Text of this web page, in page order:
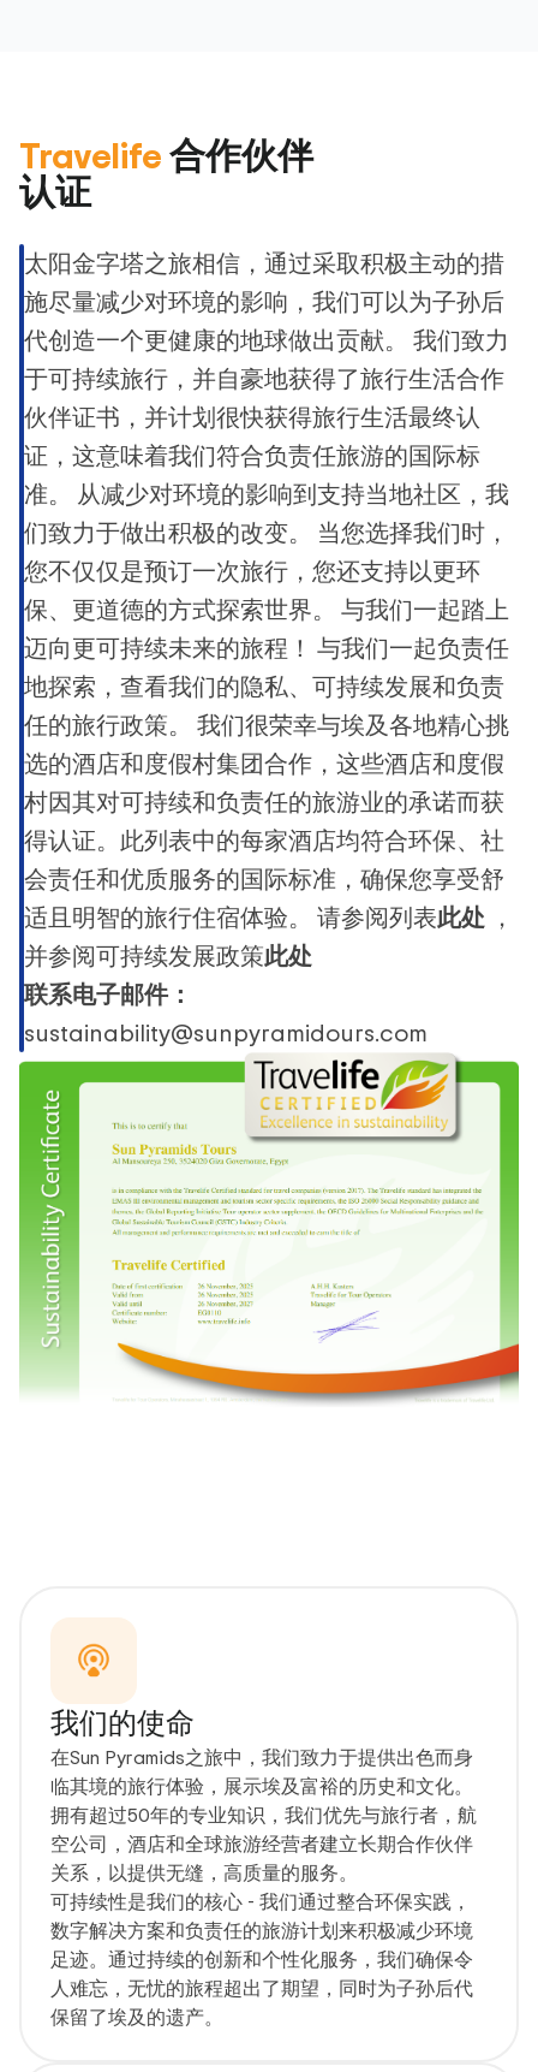
Travelife合作伙伴
认证
太阳金字塔之旅相信，通过采取积极主动的措
施尽量减少对环境的影响，我们可以为子孙后
代创造一个更健康的地球做出贡献。 我们致力
于可持续旅行，并自豪地获得了旅行生活合作
伙伴证书，并计划很快获得旅行生活最终认
证，这意味着我们符合负责任旅游的国际标
准。 从减少对环境的影响到支持当地社区，我
们致力于做出积极的改变。 当您选择我们时，
您不仅仅是预订一次旅行，您还支持以更环
保、更道德的方式探索世界。 与我们一起踏上
迈向更可持续未来的旅程！ 与我们一起负责任
地探索，查看我们的隐私、可持续发展和负责
任的旅行政策。 我们很荣幸与埃及各地精心挑
选的酒店和度假村集团合作，这些酒店和度假
村因其对可持续和负责任的旅游业的承诺而获
得认证。此列表中的每家酒店均符合环保、社
会责任和优质服务的国际标准，确保您享受舒
适且明智的旅行住宿体验。 请参阅列表此处 ，
并参阅可持续发展政策此处
联系电子邮件：
sustainability@sunpyramidours.com
我们的使命
在Sun Pyramids之旅中，我们致力于提供出色而身
临其境的旅行体验，展示埃及富裕的历史和文化。
拥有超过50年的专业知识，我们优先与旅行者，航
空公司，酒店和全球旅游经营者建立长期合作伙伴
关系，以提供无缝，高质量的服务。
可持续性是我们的核心 - 我们通过整合环保实践，
数字解决方案和负责任的旅游计划来积极减少环境
足迹。通过持续的创新和个性化服务，我们确保令
人难忘，无忧的旅程超出了期望，同时为子孙后代
保留了埃及的遗产。